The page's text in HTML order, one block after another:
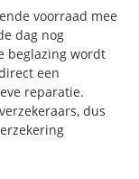
voorraad mee
dag nog
beglazing wordt
een
reparatie.
dus